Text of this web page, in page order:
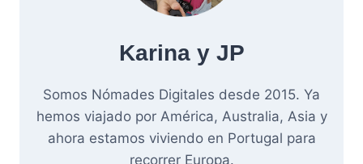
Karina y JP
Somos Nómades Digitales desde 2015. Ya
hemos viajado por América, Australia, Asia y
ahora estamos viviendo en Portugal para
recorrer Europa.